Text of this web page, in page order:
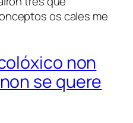
os cales me
non
se quere